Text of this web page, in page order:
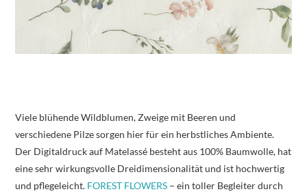
Viele blühende Wildblumen, Zweige mit Beeren und
verschiedene Pilze sorgen hier für ein herbstliches Ambiente.
Der Digitaldruck auf Matelassé besteht aus 100% Baumwolle, hat
eine sehr wirkungsvolle Dreidimensionalität und ist hochwertig
und pflegeleicht. FOREST FLOWERS – ein toller Begleiter durch